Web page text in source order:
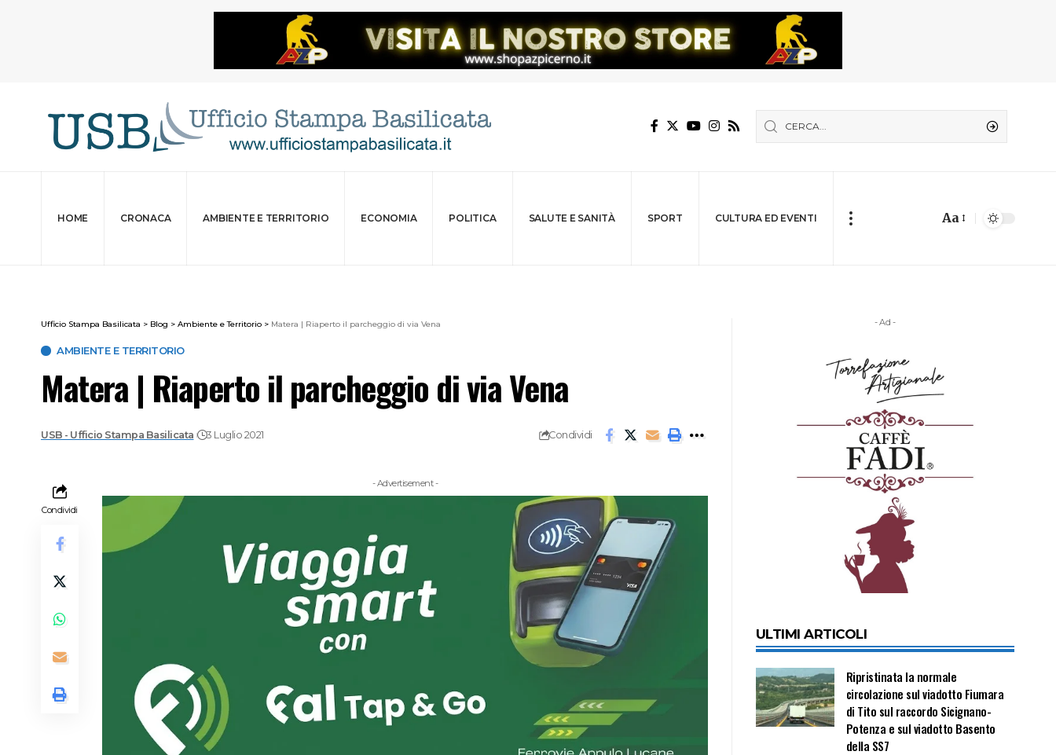
HOME CRONACA AMBIENTE E TERRITORIO ECONOMIA POLITICA SALUTE E SANITÀ SPORT CULTURA ED EVENTI Aa
Ufficio Stampa Basilicata > Blog > Ambiente e Territorio > Matera | Riaperto il parcheggio di via Vena
AMBIENTE E TERRITORIO
Matera | Riaperto il parcheggio di via Vena
USB - Ufficio Stampa Basilicata 3 Luglio 2021 Condividi
Condividi
- Advertisement -
- Ad -
ULTIMI ARTICOLI
Ripristinata la normale
circolazione sul viadotto Fiumara
di Tito sul raccordo Sicignano-
Potenza e sul viadotto Basento
della SS7